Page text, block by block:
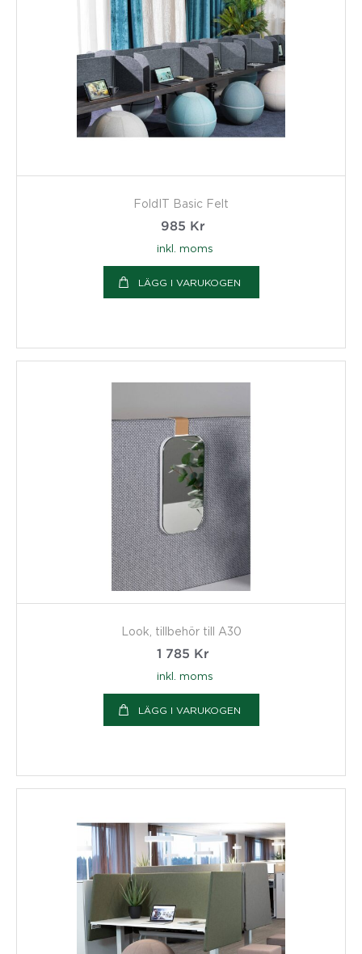
FoldIT Basic Felt
985 Kr
inkl. moms
LÄGG I VARUKOGEN
Look, tillbehör till A30
1 785 Kr
inkl. moms
LÄGG I VARUKOGEN